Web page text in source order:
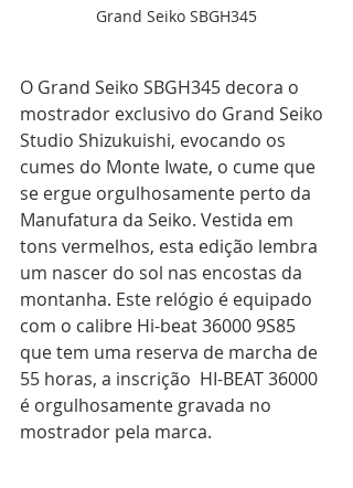
Grand Seiko SBGH345
O Grand Seiko SBGH345 decora o
mostrador exclusivo do Grand Seiko
Studio Shizukuishi, evocando os
cumes do Monte Iwate, o cume que
se ergue orgulhosamente perto da
Manufatura da Seiko. Vestida em
tons vermelhos, esta edição lembra
um nascer do sol nas encostas da
montanha. Este relógio é equipado
com o calibre Hi-beat 36000 9S85
que tem uma reserva de marcha de
55 horas, a inscrição  HI-BEAT 36000
é orgulhosamente gravada no
mostrador pela marca.